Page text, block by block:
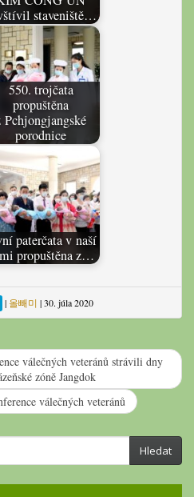
staveniště…
550. trojčata
propuštěna
Pchjongjangské
porodnice
paterčata v naší
propuštěna z…
| 올빼미 |30. júla 2020
válečných veteránů strávili dny
zóně Jangdok
válečných veteránů
Hledat